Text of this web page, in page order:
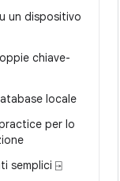
un dispositivo
chiave-
locale
per lo
semplici ⍈